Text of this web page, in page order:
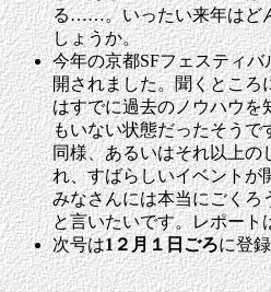
る……。いったい来年はど
しょうか。
今年の京都SFフェスティ
開されました。聞くところ
はすでに過去のノウハウを
もいない状態だったそうで
同様、あるいはそれ以上の
れ、すばらしいイベントが
みなさんには本当にごくろ
と言いたいです。レポート
次号は1２月１日ごろに登